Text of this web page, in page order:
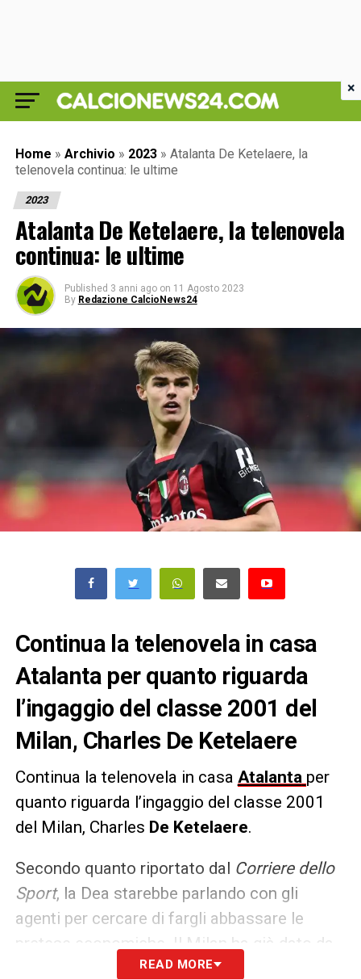
Home » Archivio » 2023 » Atalanta De Ketelaere, la
telenovela continua: le ultime
2023
Atalanta De Ketelaere, la telenovela
continua: le ultime
Published 3 anni ago on 11 Agosto 2023
By Redazione CalcioNews24
Continua la telenovela in casa
Atalanta per quanto riguarda
l’ingaggio del classe 2001 del
Milan, Charles De Ketelaere
Continua la telenovela in casa Atalanta per
quanto riguarda l’ingaggio del classe 2001
del Milan, Charles De Ketelaere.
Secondo quanto riportato dal Corriere dello
Sport, la Dea starebbe parlando con gli
agenti per cercare di fargli abbassare le
pretese economiche. Il Milan
ha già dato da
tempo l’ok alla cessione e attende sviluppi.
READ MORE
×